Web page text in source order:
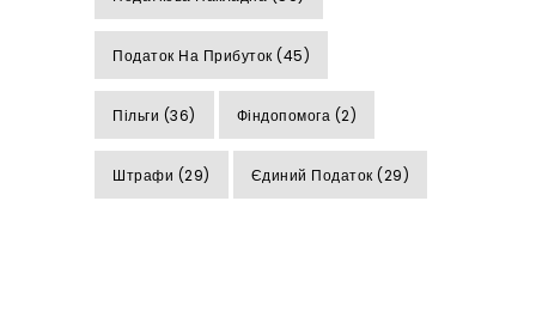
Податок На Прибуток (45)
Пільги (36) Фіндопомога (2)
Штрафи (29) Єдиний Податок (29)